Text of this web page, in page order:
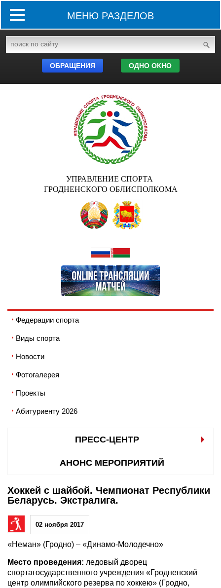
МЕНЮ РАЗДЕЛОВ
ОБРАЩЕНИЯ ОДНО ОКНО
УПРАВЛЕНИЕ СПОРТА
ГРОДНЕНСКОГО ОБЛИСПОЛКОМА
Федерации спорта
Виды спорта
Новости
Фотогалерея
Проекты
Абитуриенту 2026
ПРЕСС-ЦЕНТР
АНОНС МЕРОПРИЯТИЙ
Хоккей с шайбой. Чемпионат Республики
Беларусь. Экстралига.
02 ноября 2017
«Неман» (Гродно) – «Динамо-Молодечно»
Место проведения: ледовый дворец
спортагосударственного учреждения «Гродненский
центр олимпийского резерва по хоккею» (Гродно,